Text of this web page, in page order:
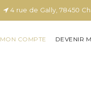
4 rue de Gally, 78450
DEVENIR
MON COMPTE